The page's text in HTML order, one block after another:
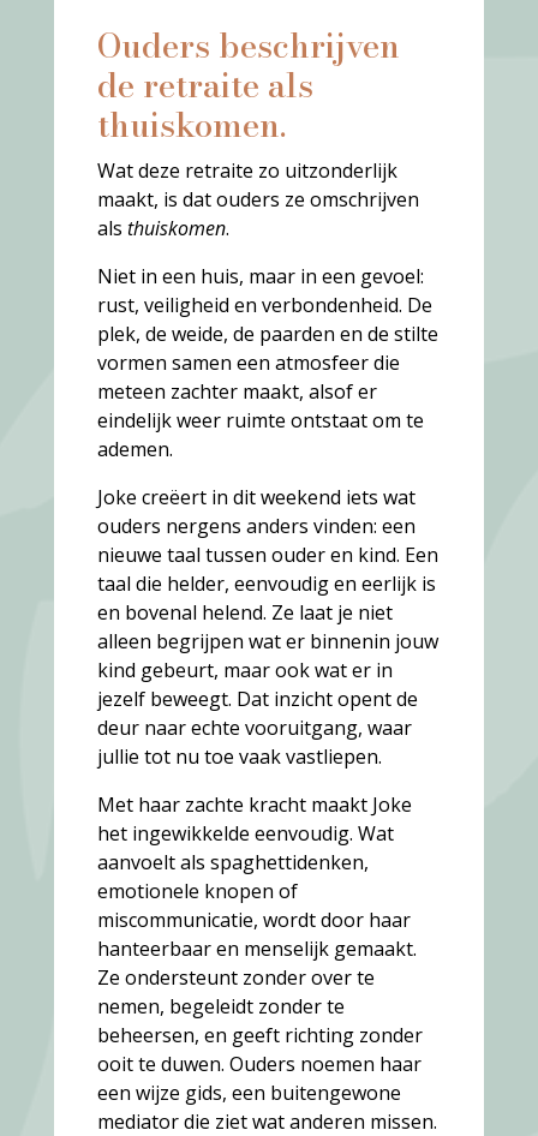
Ouders beschrijven
de retraite als
thuiskomen.
Wat deze retraite zo uitzonderlijk
maakt, is dat ouders ze omschrijven
als thuiskomen.
Niet in een huis, maar in een gevoel:
rust, veiligheid en verbondenheid. De
plek, de weide, de paarden en de stilte
vormen samen een atmosfeer die
meteen zachter maakt, alsof er
eindelijk weer ruimte ontstaat om te
ademen.
Joke creëert in dit weekend iets wat
ouders nergens anders vinden: een
nieuwe taal tussen ouder en kind. Een
taal die helder, eenvoudig en eerlijk is
en bovenal helend. Ze laat je niet
alleen begrijpen wat er binnenin jouw
kind gebeurt, maar ook wat er in
jezelf beweegt. Dat inzicht opent de
deur naar echte vooruitgang, waar
jullie tot nu toe vaak vastliepen.
Met haar zachte kracht maakt Joke
het ingewikkelde eenvoudig. Wat
aanvoelt als spaghettidenken,
emotionele knopen of
miscommunicatie, wordt door haar
hanteerbaar en menselijk gemaakt.
Ze ondersteunt zonder over te
nemen, begeleidt zonder te
beheersen, en geeft richting zonder
ooit te duwen. Ouders noemen haar
een wijze gids, een buitengewone
mediator die ziet wat anderen missen.